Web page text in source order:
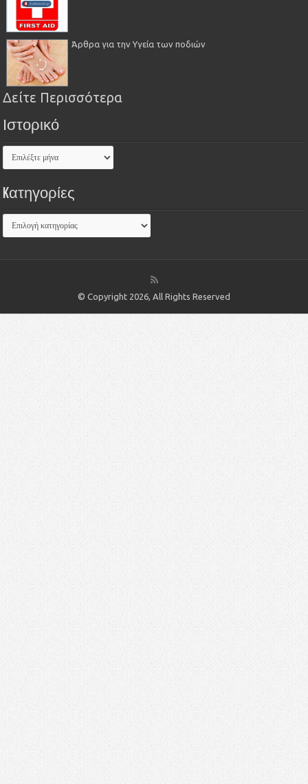
Άρθρα για την Υγεία των ποδιών
Δείτε Περισσότερα
Ιστορικό
Kατηγορίες
© Copyright 2026, All Rights Reserved